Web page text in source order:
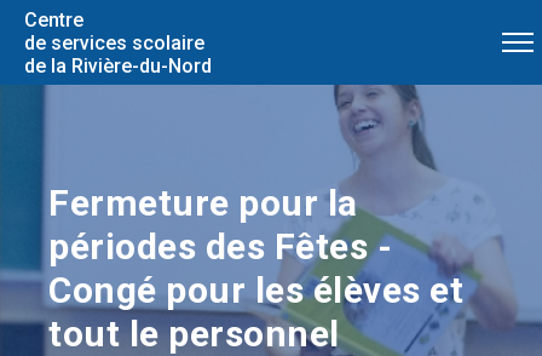
Centre
de services scolaire
de la Rivière-du-Nord
Fermeture pour la
périodes des Fêtes -
Congé pour les élèves et
tout le personnel